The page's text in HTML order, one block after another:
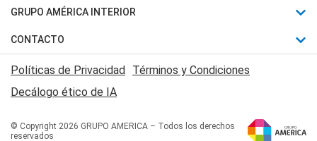
Judiciales
Economia
Motores
Trucos caseros
Series y Películas
Edictos y Solicitadas
Fútbol
Mundial
Automovilismo
Rugby
Básquet
GRUPO AMÉRICA INTERIOR
Canal 7 en Vivo
San Juan 8
CONTACTO
Acerca de Nosotros
Contactanos
Políticas de Privacidad Términos y Condiciones
Decálogo ético de IA
© Copyright 2026 GRUPO AMERICA – Todos los derechos
reservados